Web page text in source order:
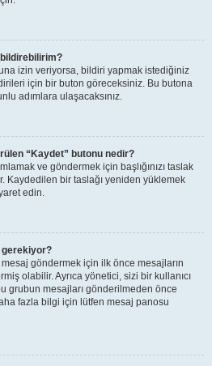
bildirebilirim?
izin veriyorsa, bildiri yapmak istediğiniz
için bir buton göreceksiniz. Bu butona
adımlara ulaşacaksınız.
“Kaydet” butonu nedir?
ve göndermek için başlığınızı taslak
Kaydedilen bir taslağı yeniden yüklemek
edin.
gerekiyor?
göndermek için ilk önce mesajların
olabilir. Ayrıca yönetici, sizi bir kullanıcı
grubun mesajları gönderilmeden önce
fazla bilgi için lütfen mesaj panosu